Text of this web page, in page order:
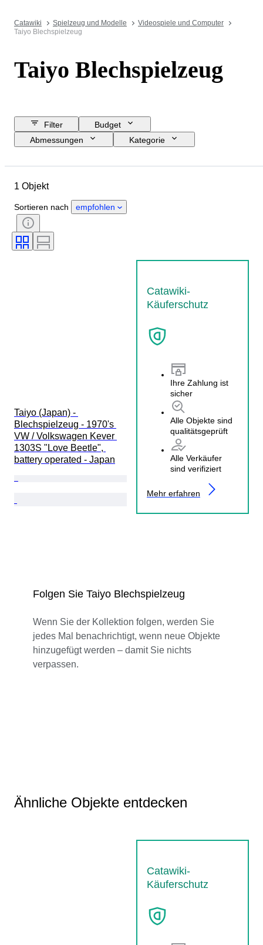
Catawiki Spielzeug und Modelle
Videospiele und Computer
Taiyo Blechspielzeug
Taiyo Blechspielzeug
Filter
Budget
Abmessungen
Kategorie
Herkunftsland
Zubehör
1 Objekt
Sortieren nach empfohlen
Taiyo (Japan) -
Blechspielzeug - 1970's
VW / Volkswagen Kever
1303S "Love Beetle",
battery operated - Japan
Catawiki-
Käuferschutz
Ihre Zahlung ist
sicher
Alle Objekte sind
qualitätsgeprüft
Alle Verkäufer
sind verifiziert
Mehr erfahren
Folgen Sie Taiyo Blechspielzeug
Wenn Sie der Kollektion folgen, werden Sie
jedes Mal benachrichtigt, wenn neue Objekte
hinzugefügt werden – damit Sie nichts
verpassen.
Ähnliche Objekte entdecken
Catawiki-
Käuferschutz